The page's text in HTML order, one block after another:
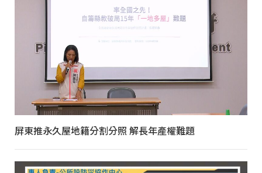
屏東推永久屋地籍分割分照 解長年產權難題